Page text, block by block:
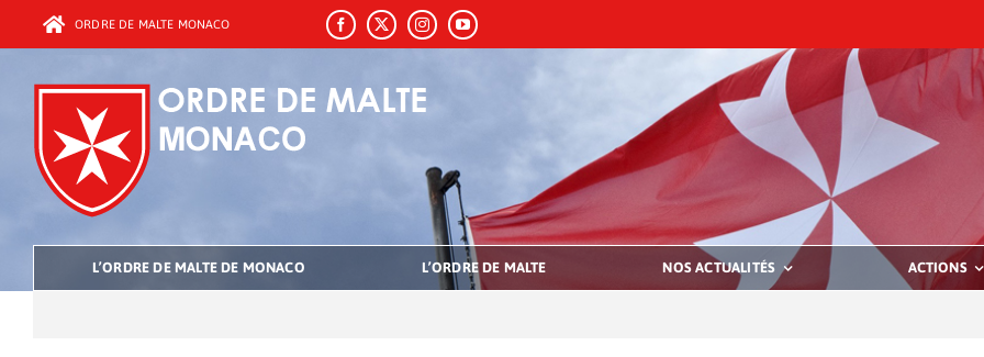
Passer
ORDRE DE MALTE MONACO
L’ORDRE DE MALTE DE MONACO L’ORDRE DE MALTE NOS ACTUALITÉS ACTIONS